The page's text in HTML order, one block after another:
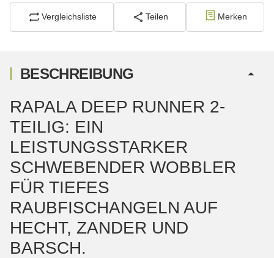
Vergleichsliste Teilen Merken
BESCHREIBUNG
RAPALA DEEP RUNNER 2-
TEILIG: EIN
LEISTUNGSSTARKER
SCHWEBENDER WOBBLER
FÜR TIEFES
RAUBFISCHANGELN AUF
HECHT, ZANDER UND
BARSCH.